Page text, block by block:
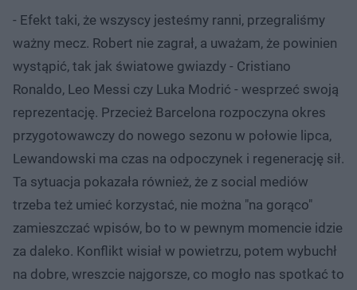
- Efekt taki, że wszyscy jesteśmy ranni, przegraliśmy
ważny mecz. Robert nie zagrał, a uważam, że powinien
wystąpić, tak jak światowe gwiazdy - Cristiano
Ronaldo, Leo Messi czy Luka Modrić - wesprzeć swoją
reprezentację. Przecież Barcelona rozpoczyna okres
przygotowawczy do nowego sezonu w połowie lipca,
Lewandowski ma czas na odpoczynek i regenerację sił.
Ta sytuacja pokazała również, że z social mediów
trzeba też umieć korzystać, nie można "na gorąco"
zamieszczać wpisów, bo to w pewnym momencie idzie
za daleko. Konflikt wisiał w powietrzu, potem wybuchł
na dobre, wreszcie najgorsze, co mogło nas spotkać to